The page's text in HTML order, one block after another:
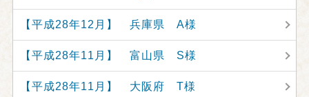
【平成28年12月】 兵庫県 A様
【平成28年11月】 富山県 S様
【平成28年11月】 大阪府 T様